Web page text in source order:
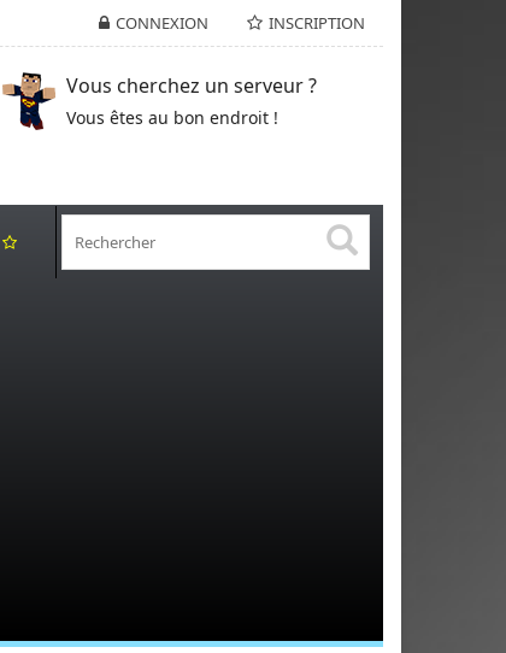
CONNEXION INSCRIPTION
Vous cherchez un serveur ?
Vous êtes au bon endroit !